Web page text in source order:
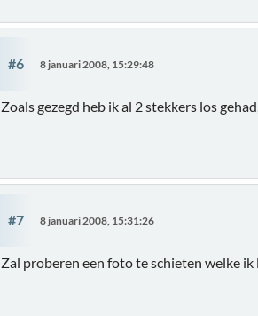
#6 8 januari 2008, 15:29:48
Zoals gezegd heb ik al 2 stekkers los
#7 8 januari 2008, 15:31:26
Zal proberen een foto te schieten welke ik